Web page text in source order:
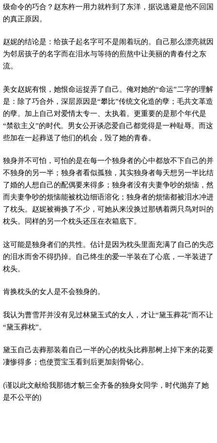
级命令的巧合？赵东杵一用力就杵到了东洋，据说逃避是他不回国
的真正原因。
赵妮的结论是：给孩子起名字可不是闹着玩的。自己那么漂亮就因
为邻居孩子的名字而在泪水与等待的煎熬中让美丽的青春付之东
流。
美女赵妮有恨，她恨命运捉弄了自己。俺对她的“命运”二字的理解
是：除了巧合外，深层原因是“攀比”传统文化造的孽；毛共文革造
的孽。加上自己对爱情太专一、太执着。更重要的是那个年代是
“禁欲主义”的时代。男女公开谈恋爱自己都觉得是一种耻辱。而这
些加在一起葬送了他们的机会，毁了她的青春。
独身并不可怕，可怕的是在每一个独身者的心中都放不下自己的并
不独身的另一半；独身者看似孤独，其实独身者每天想另一半比结
了婚的人想自己的配偶要来得多；独身者没有夫妻争吵的烦恼，然
而夫妻争吵的烦恼能被枕边细语溶化；独身者的烦恼都被泪水冲进
了枕头。赵妮被褥换了不少，可她从来没换过那锈着两只鸟对叫的
枕头。同样的另一个枕头还压在衣箱底下。
这可能是独身者们的共性。估计是因为枕头里面充满了自己的失恋
的泪水而舍不得扔掉。自己终生的爱一半装在了心底，一半装进了
枕头。
肯换枕头的女人是不会独身的。
我认为曹雪芹并没有见过林黛玉式的女人，才让“黛玉葬花”而不让
“黛玉葬枕”。
黛玉自己去葬那装着自己一半的心的枕头比葬那树上掉下来的花要
凄惨得多；也使贾宝玉看到后更加刻骨铭心。
(谨以此文献给我那德才貌三全齐备的独身女同学，时代抛弃了她
是不公平的)